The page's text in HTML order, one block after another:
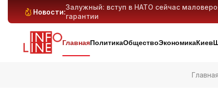
Новости:
Залужный: вступ в НАТО сейчас
гарантии
Антибиотикорезистентность у детей
Генеративный ИИ может вытеснить
Киев и область под массированным
ГлавнаяПолитикаОбществоЭкономикаКиев
Главная